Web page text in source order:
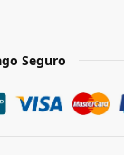
Seguro